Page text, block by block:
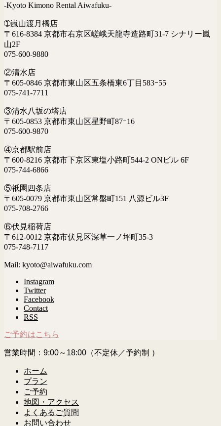
-Kyoto Kimono Rental Aiwafuku-
➀嵐山渡月橋店
〒616-8384 京都市右京区嵯峨天龍寺造路町31-7 シナリー嵐
山2F
075-600-9880
②清水店
〒605-0846 京都市東山区五条橋東6丁目583ｰ55
075-741-7711
③清水八坂の塔店
〒605-0853 京都市東山区星野町87ｰ16
075-600-9870
④京都駅前店
〒600-8216 京都市下京区東塩小路町544-2 ONビル 6F
075-744-6866
⑤祇園四条店
〒605-0079 京都市東山区常盤町151 八源ビル3F
075-708-2766
⑥伏見稲荷店
〒612-0012 京都市伏見区深草一ノ坪町35-3
075-748-7117
Mail: kyoto@aiwafuku.com
Instagram
Twitter
Facebook
Contact
RSS
ご予約はこちら
営業時間：9:00～18:00（不定休／予約制 ）
ホーム
プラン
ご予約
地図・アクセス
よくあるご質問
お問い合わせ